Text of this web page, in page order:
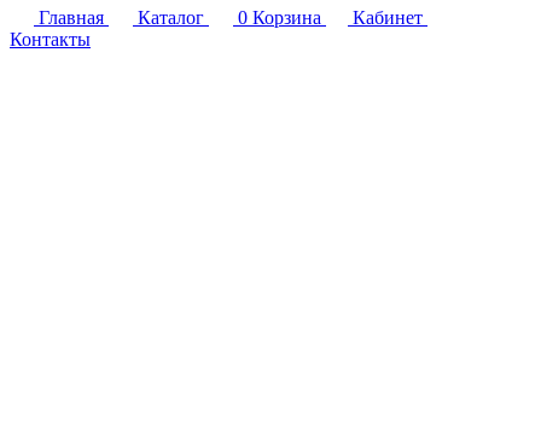
Главная
Каталог 0 Корзина
Кабинет
Контакты